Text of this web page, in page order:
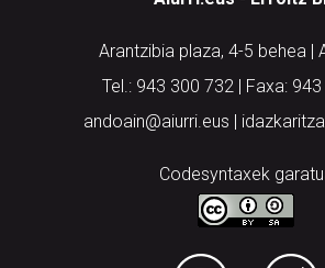
Arantzibia plaza, 4-5 behea |
Tel.: 943 300 732 | Faxa: 943
andoain@aiurri.eus |
Codesyntaxek